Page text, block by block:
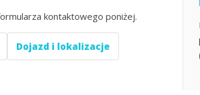
kontaktowego poniżej.
Dojazd i lokalizacje